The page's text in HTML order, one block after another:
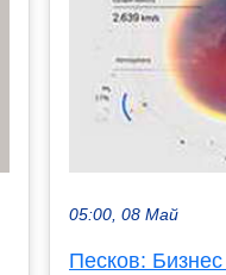
05:00, 08 Май
Песков: